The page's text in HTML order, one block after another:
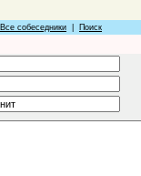
Все собеседники Поиск